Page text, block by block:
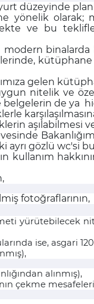
düzeyinde planlı
yönelik olarak;
ve bu
gelen
nitelik ve
belgelerin de
aşılabilmesi
ayrı gözlü wc'si
kullanım
fotoğraflarının,
yürütebilecek
ise,
alınmış),
çekme